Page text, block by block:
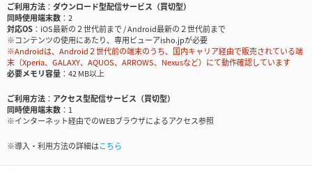
ご利用方法
ダウンロード型配信サービス（買切型）
同時使用端末数
2
対応OS
iOS最新の２世代前まで / Android最新の２世代前まで
※コンテンツの使用にあたり、専用ビューアisho.jpが必要
※Androidは、Android２世代前の端末のうち、国内キャリア経由で販売されている端
末（Xperia、GALAXY、AQUOS、ARROWS、Nexusなど）にて動作確認しています
必要メモリ容量
42 MB以上
ご利用方法
アクセス型配信サービス（買切型）
同時使用端末数
1
※インターネット経由でのWEBブラウザによるアクセス参照
※導入・利用方法の詳細はこちら